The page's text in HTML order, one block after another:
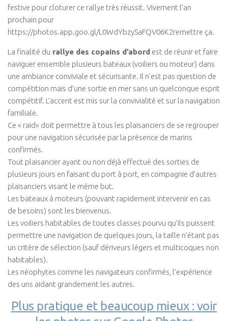
festive pour cloturer ce rallye très réussit. Vivement l’an
prochain pour
https://photos.app.goo.gl/L0WdYbzySaFQV06K2remettre ça.
La finalité du rallye des copains d’abord est de réunir et faire
naviguer ensemble plusieurs bateaux (voiliers ou moteur) dans
une ambiance conviviale et sécurisante. Il n’est pas question de
compétition mais d’une sortie en mer sans un quelconque esprit
compétitif. L’accent est mis sur la convivialité et sur la navigation
familiale.
Ce « raid» doit permettre à tous les plaisanciers de se regrouper
pour une navigation sécurisée par la présence de marins
confirmés.
Tout plaisancier ayant ou non déjà effectué des sorties de
plusieurs jours en faisant du port à port, en compagnie d’autres
plaisanciers visant le même but.
Les bateaux à moteurs (pouvant rapidement intervenir en cas
de besoins) sont les bienvenus.
Les voiliers habitables de toutes classes pourvu qu’ils puissent
permettre une navigation de quelques jours, la taille n’étant pas
un critère de sélection (sauf dériveurs légers et multicoques non
habitables).
Les néophytes comme les navigateurs confirmés, l’expérience
des uns aidant grandement les autres.
Plus pratique et beaucoup mieux : voir